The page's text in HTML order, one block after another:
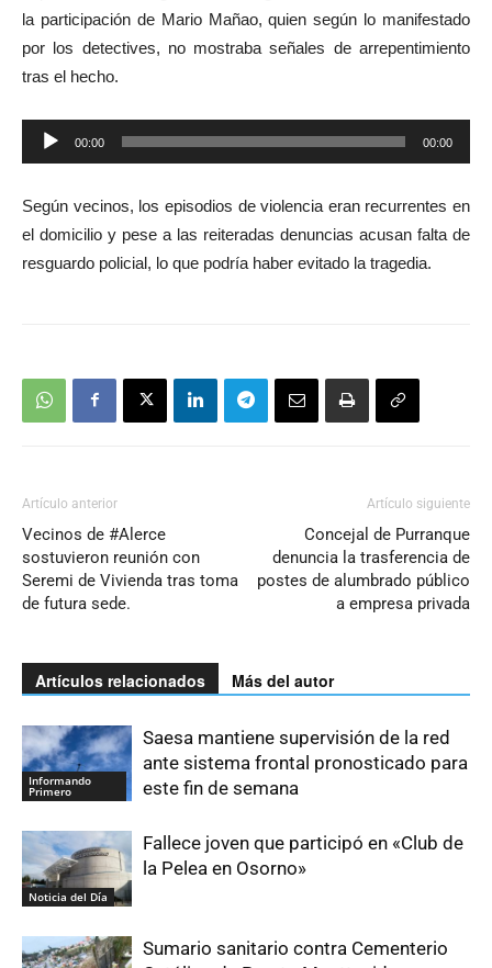
la participación de Mario Mañao, quien según lo manifestado
por los detectives, no mostraba señales de arrepentimiento
tras el hecho.
Reproductor
de
00:00 00:00
Según vecinos, los episodios de violencia eran recurrentes en
el domicilio y pese a las reiteradas denuncias acusan falta de
resguardo policial, lo que podría haber evitado la tragedia.
Artículo anterior
Vecinos de #Alerce
sostuvieron reunión con
Seremi de Vivienda tras toma
de futura sede.
Artículo siguiente
Concejal de Purranque
denuncia la trasferencia de
postes de alumbrado público
a empresa privada
Artículos relacionados Más del autor
Informando
Primero
Saesa mantiene supervisión de la red
ante sistema frontal pronosticado para
este fin de semana
Noticia del Día
Fallece joven que participó en «Club de
la Pelea en Osorno»
Sumario sanitario contra Cementerio